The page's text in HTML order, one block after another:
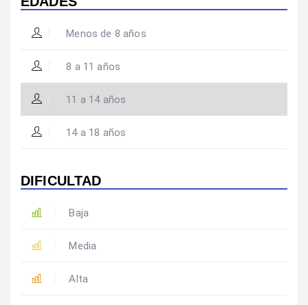
Menos de 8 años
8 a 11 años
11 a 14 años
14 a 18 años
DIFICULTAD
Baja
Media
Alta